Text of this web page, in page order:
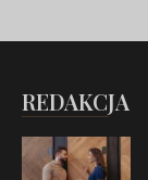
REDAKCJA